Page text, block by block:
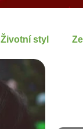
Životní styl